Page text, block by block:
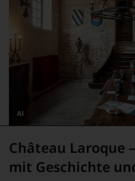
Dieses
wurde
mithilfe
von
KI
Château Laroque
mit Geschichte